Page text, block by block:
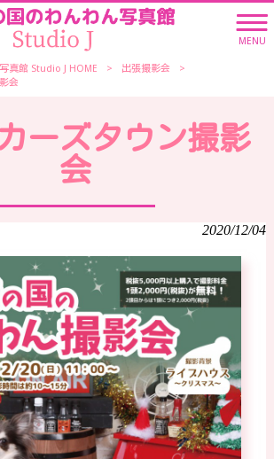
MENU
真館 Studio J HOME > 出張撮影会
>
会
ーズタウン撮影
会
2020/12/04